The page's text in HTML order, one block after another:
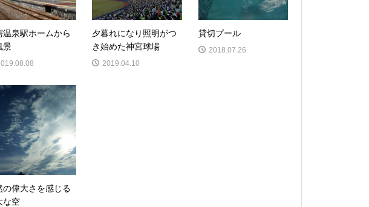
温泉駅ホームから
景
夕暮れになり照明がつ
き始めた神宮球場
2019.04.10
貸切プール
2018.07.26
の偉大さを感じる
な空